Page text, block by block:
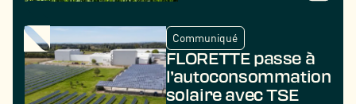
Communiqué
FLORETTE passe à
l’autoconsommation
solaire avec TSE